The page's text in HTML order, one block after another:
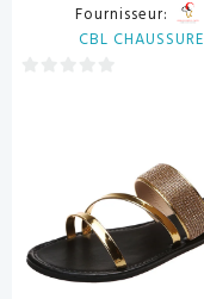
Fournisseur:
CBL CHAUSSURE